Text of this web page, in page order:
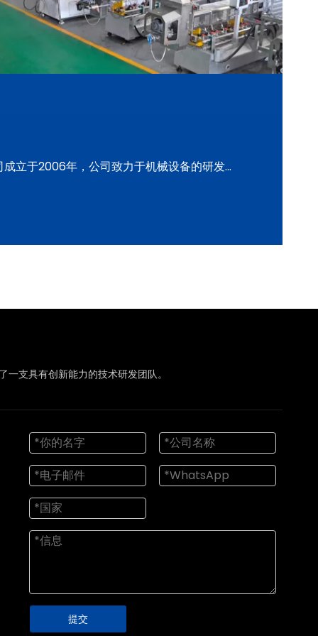
立于2006年，公司致力于机械设备的研发...
支具有创新能力的技术研发团队。
提交